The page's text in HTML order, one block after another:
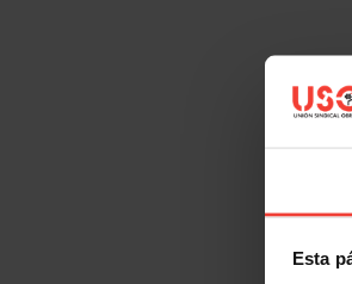
Esta